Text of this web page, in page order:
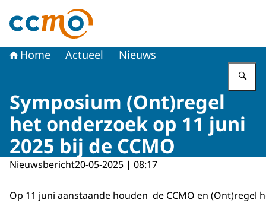
Naar de homepage van Centrale Commissie
Home Actueel Nieuws
Symposium (Ont)regel
het onderzoek op 11 juni
2025 bij de CCMO
Nieuwsbericht20-05-2025 | 08:17
Op 11 juni aanstaande houden de CCMO en (Ont)regel